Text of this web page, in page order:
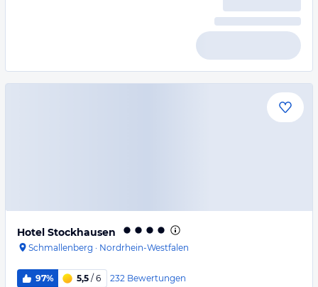
Hotel Stockhausen
Schmallenberg · Nordrhein-Westfalen
97% 5,5 / 6 232 Bewertungen